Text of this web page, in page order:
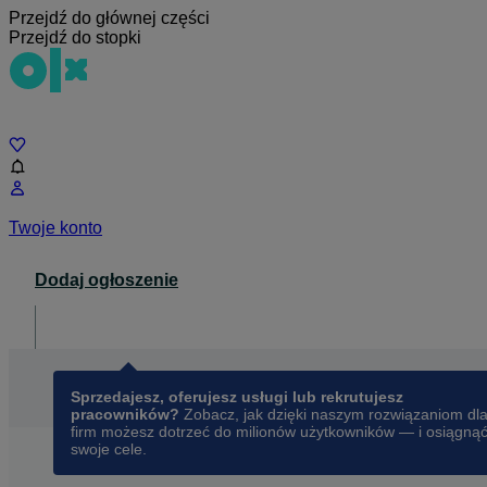
Przejdź do głównej części
Przejdź do stopki
Twoje konto
Dodaj ogłoszenie
Sprzedajesz, oferujesz usługi lub rekrutujesz
pracowników? Zobacz, jak dzięki naszym rozwiązaniom dla
firm możesz dotrzeć do milionów użytkowników — i osiągnąć
swoje cele.